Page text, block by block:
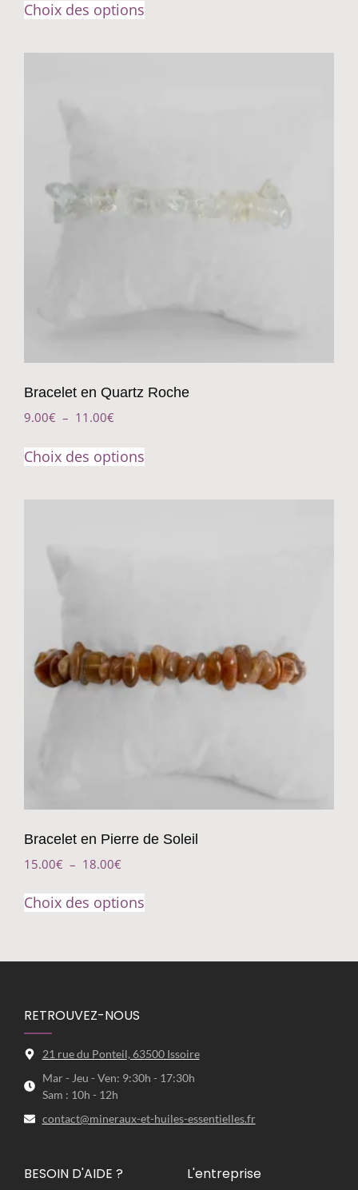
Choix des options
Bracelet en Quartz Roche
9.00€ – 11.00€
Choix des options
Bracelet en Pierre de Soleil
15.00€ – 18.00€
Choix des options
RETROUVEZ-NOUS
21 rue du Ponteil, 63500 Issoire
Mar - Jeu - Ven: 9:30h - 17:30h
Sam : 10h - 12h
contact@mineraux-et-huiles-essentielles.fr
BESOIN D'AIDE ? L'entreprise